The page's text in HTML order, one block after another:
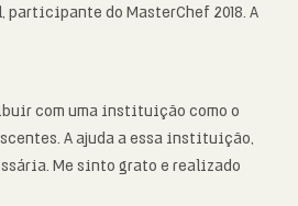
participante do MasterChef 2018. A
com uma instituição como o
A ajuda a essa instituição,
Me sinto grato e realizado